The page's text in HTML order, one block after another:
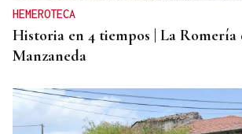
HEMEROTECA
Historia en 4 tiempos | La Romería
Manzaneda